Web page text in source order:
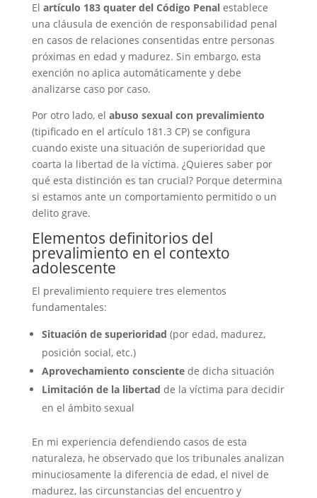
El artículo 183 quater del Código Penalestablece
una cláusula de exención de responsabilidad penal
en casos de relaciones consentidas entre personas
próximas en edad y madurez. Sin embargo, esta
exención no aplica automáticamente y debe
analizarse caso por caso.
Por otro lado, el abuso sexual con prevalimiento
(tipificado en el artículo 181.3 CP) se configura
cuando existe una situación de superioridad que
coarta la libertad de la víctima. ¿Quieres saber por
qué esta distinción es tan crucial? Porque determina
si estamos ante un comportamiento permitido o un
delito grave.
Elementos definitorios del
prevalimiento en el contexto
adolescente
El prevalimiento requiere tres elementos
fundamentales:
Situación de superioridad (por edad, madurez,
posición social, etc.)
Aprovechamiento conscientede dicha situación
Limitación de la libertad de la víctima para decidir
en el ámbito sexual
En mi experiencia defendiendo casos de esta
naturaleza, he observado que los tribunales analizan
minuciosamente la diferencia de edad, el nivel de
madurez, las circunstancias del encuentro y